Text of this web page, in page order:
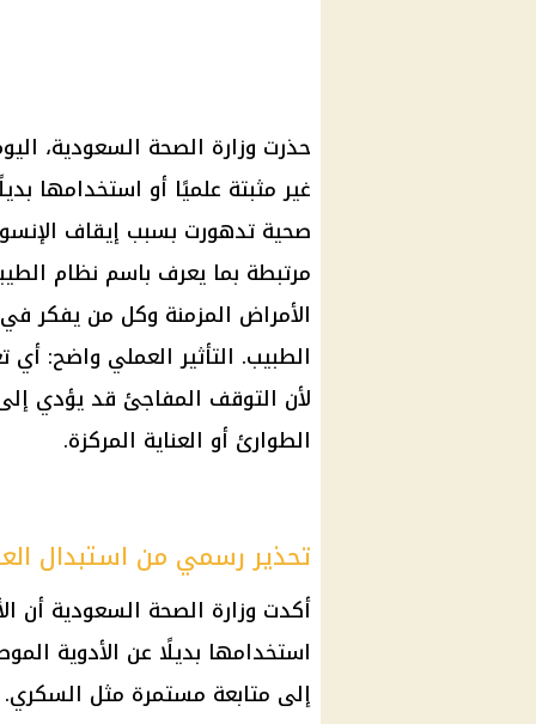
غير مثبتة علميًا أو استخدامها
صحية تدهورت بسبب إيقاف
مرتبطة بما يعرف باسم نظام
الأمراض المزمنة وكل من يفكر
الطبيب. التأثير العملي واضح:
لأن التوقف المفاجئ قد يؤدي
الطوارئ أو العناية المركزة.
تحذير رسمي من استبدال
أكدت وزارة الصحة السعودية أن
استخدامها بديلًا عن الأدوية
إلى متابعة مستمرة مثل السكري.